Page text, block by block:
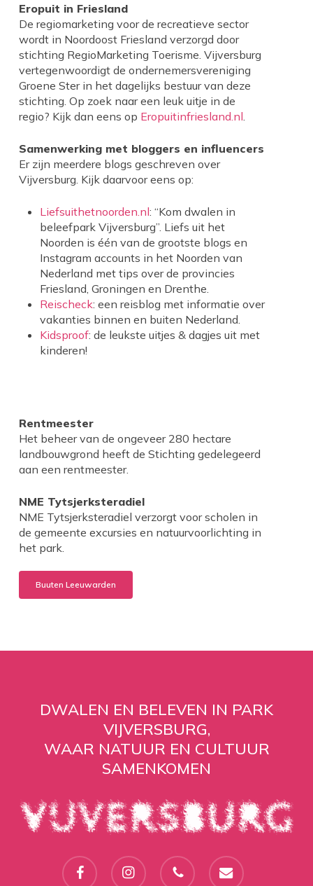
Eropuit in Friesland
De regiomarketing voor de recreatieve sector
wordt in Noordoost Friesland verzorgd door
stichting RegioMarketing Toerisme. Vijversburg
vertegenwoordigt de ondernemersvereniging
Groene Ster in het dagelijks bestuur van deze
stichting. Op zoek naar een leuk uitje in de
regio? Kijk dan eens op Eropuitinfriesland.nl
Samenwerking met bloggers en influencers
Er zijn meerdere blogs geschreven over
Vijversburg. Kijk daarvoor eens op:
Liefsuithetnoorden.nl: “Kom dwalen in
beleefpark Vijversburg”. Liefs uit het
Noorden is één van de grootste blogs en
Instagram accounts in het Noorden van
Nederland met tips over de provincies
Friesland, Groningen en Drenthe.
Reischeck: een reisblog met informatie over
vakanties binnen en buiten Nederland.
Kidsproof: de leukste uitjes & dagjes uit met
kinderen!
Rentmeester
Het beheer van de ongeveer 280 hectare
landbouwgrond heeft de Stichting gedelegeerd
aan een rentmeester.
NME Tytsjerksteradiel
NME Tytsjerksteradiel verzorgt voor scholen in
de gemeente excursies en natuurvoorlichting in
het park.
Buuten Leeuwarden
DWALEN EN BELEVEN IN PARK
VIJVERSBURG,
WAAR NATUUR EN CULTUUR
SAMENKOMEN
facebook instagram phone email